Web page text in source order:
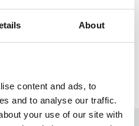
About
content and ads, to
and to analyse our traffic.
your use of our site with
reserved